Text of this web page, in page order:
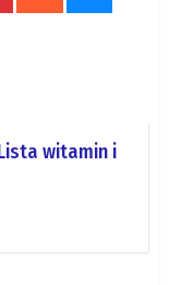
witamin i